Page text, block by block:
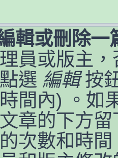
輯或刪除一
員或版主
選 編輯按
間內) 。如
章的下方
次數和時